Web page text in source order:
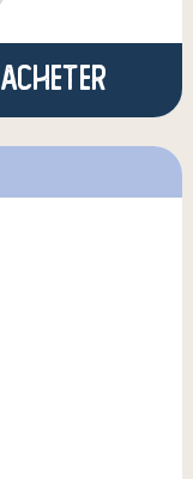
Acheter